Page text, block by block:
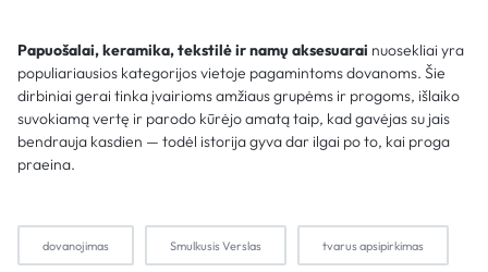
Papuošalai, keramika, tekstilė ir namų aksesuarai nuosekliai yra
populiariausios kategorijos vietoje pagamintoms dovanoms. Šie
dirbiniai gerai tinka įvairioms amžiaus grupėms ir progoms, išlaiko
suvokiamą vertę ir parodo kūrėjo amatą taip, kad gavėjas su jais
bendrauja kasdien — todėl istorija gyva dar ilgai po to, kai proga
praeina.
dovanojimas Smulkusis Verslas tvarus apsipirkimas